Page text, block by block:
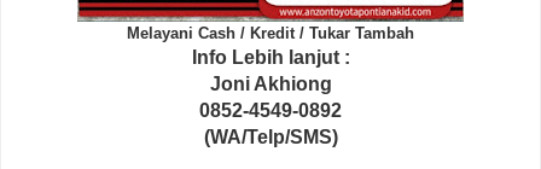
Melayani Cash / Kredit / Tukar Tambah
Info Lebih lanjut :
Joni Akhiong
0852-4549-0892
(WA/Telp/SMS)